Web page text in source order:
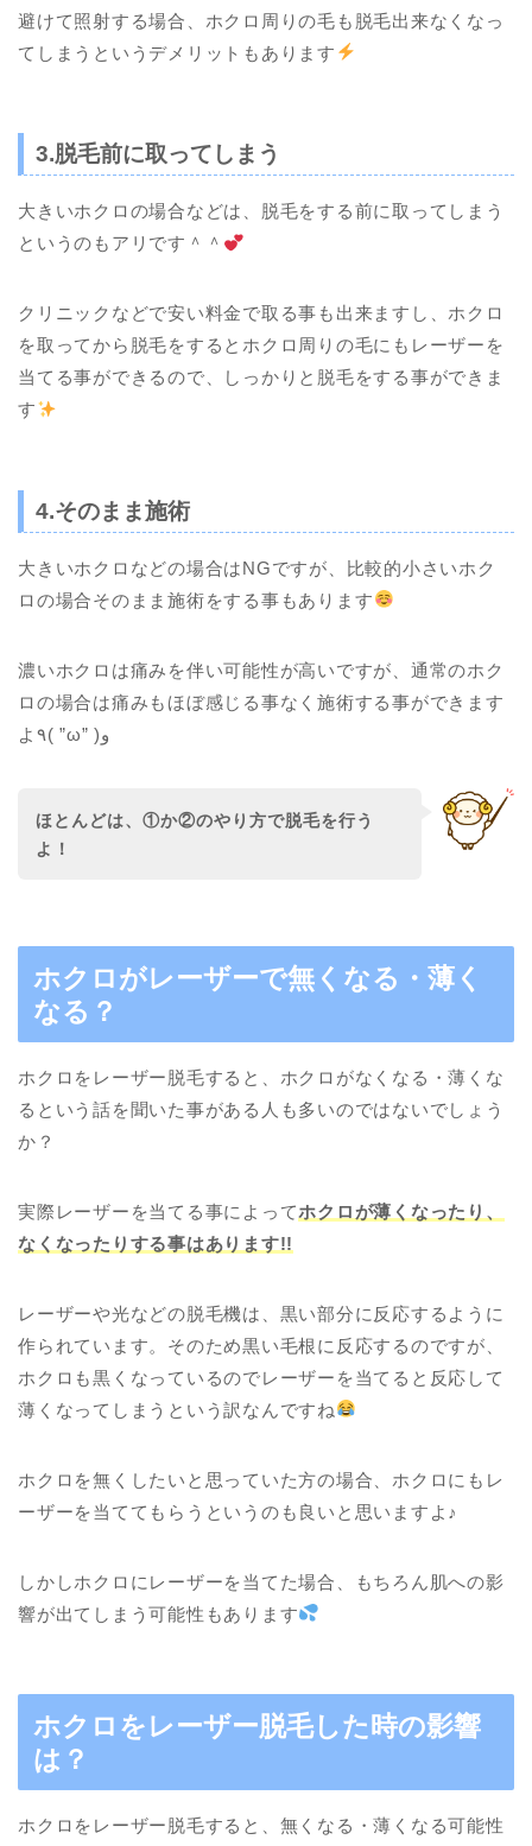
避けて照射する場合、ホクロ周りの毛も脱毛出来なくなっ
てしまうというデメリットもあります
3.脱毛前に取ってしまう
大きいホクロの場合などは、脱毛をする前に取ってしまう
というのもアリです＾＾
クリニックなどで安い料金で取る事も出来ますし、ホクロ
を取ってから脱毛をするとホクロ周りの毛にもレーザーを
当てる事ができるので、しっかりと脱毛をする事ができま
す
4.そのまま施術
大きいホクロなどの場合はNGですが、比較的小さいホク
ロの場合そのまま施術をする事もあります
濃いホクロは痛みを伴い可能性が高いですが、通常のホク
ロの場合は痛みもほぼ感じる事なく施術する事ができます
よ٩( ”ω” )و
ほとんどは、①か②のやり方で脱毛を行う
よ！
ホクロがレーザーで無くなる・薄く
なる？
ホクロをレーザー脱毛すると、ホクロがなくなる・薄くな
るという話を聞いた事がある人も多いのではないでしょう
か？
実際レーザーを当てる事によってホクロが薄くなったり、
なくなったりする事はあります!!
レーザーや光などの脱毛機は、黒い部分に反応するように
作られています。そのため黒い毛根に反応するのですが、
ホクロも黒くなっているのでレーザーを当てると反応して
薄くなってしまうという訳なんですね
ホクロを無くしたいと思っていた方の場合、ホクロにもレ
ーザーを当ててもらうというのも良いと思いますよ♪
しかしホクロにレーザーを当てた場合、もちろん肌への影
響が出てしまう可能性もあります
ホクロをレーザー脱毛した時の影響
は？
ホクロをレーザー脱毛すると、無くなる・薄くなる可能性